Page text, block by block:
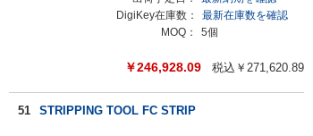
DigiKey在庫数：
最新在庫数を確認
MOQ：
5個
￥246,928.09 税込￥ 271,620.89
51 STRIPPING TOOL FC STRIP